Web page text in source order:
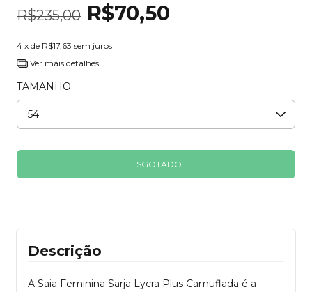
R$235,00 R$70,50
4 x de R$17,63 sem juros
Ver mais detalhes
TAMANHO
Descrição
A Saia Feminina Sarja Lycra Plus Camuflada é a